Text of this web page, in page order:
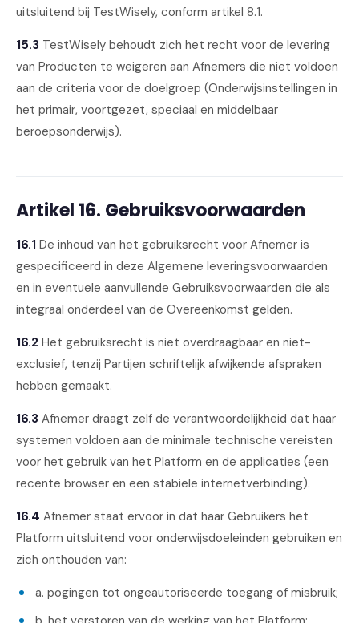
uitsluitend bij TestWisely, conform artikel 8.1.
15.3 TestWisely behoudt zich het recht voor de levering
van Producten te weigeren aan Afnemers die niet voldoen
aan de criteria voor de doelgroep (Onderwijsinstellingen in
het primair, voortgezet, speciaal en middelbaar
beroepsonderwijs).
Artikel 16. Gebruiksvoorwaarden
16.1 De inhoud van het gebruiksrecht voor Afnemer is
gespecificeerd in deze Algemene leveringsvoorwaarden
en in eventuele aanvullende Gebruiksvoorwaarden die als
integraal onderdeel van de Overeenkomst gelden.
16.2 Het gebruiksrecht is niet overdraagbaar en niet-
exclusief, tenzij Partijen schriftelijk afwijkende afspraken
hebben gemaakt.
16.3 Afnemer draagt zelf de verantwoordelijkheid dat haar
systemen voldoen aan de minimale technische vereisten
voor het gebruik van het Platform en de applicaties (een
recente browser en een stabiele internetverbinding).
16.4 Afnemer staat ervoor in dat haar Gebruikers het
Platform uitsluitend voor onderwijsdoeleinden gebruiken en
zich onthouden van:
a. pogingen tot ongeautoriseerde toegang of misbruik;